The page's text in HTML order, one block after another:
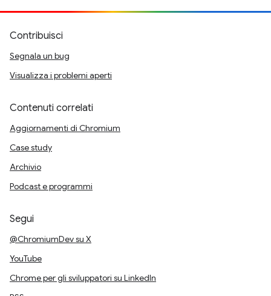
Contribuisci
Segnala un bug
Visualizza i problemi aperti
Contenuti correlati
Aggiornamenti di Chromium
Case study
Archivio
Podcast e programmi
Segui
@ChromiumDev su X
YouTube
Chrome per gli sviluppatori su LinkedIn